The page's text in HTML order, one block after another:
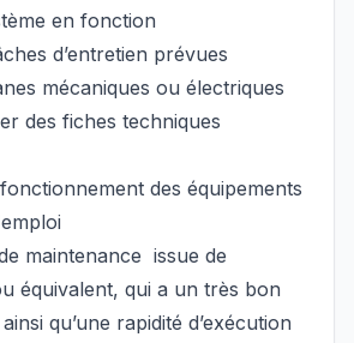
en fonction
d’entretien prévues
mécaniques ou électriques
des fiches techniques
des équipements
maintenance issue de
équivalent, qui a un très bon
qu’une rapidité d’exécution